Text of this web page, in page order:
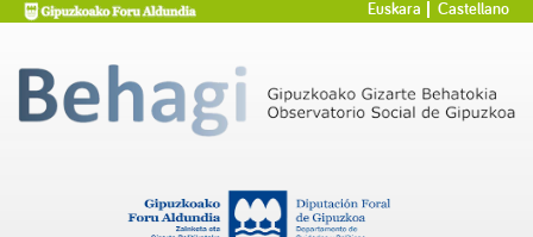
Euskara Castellano